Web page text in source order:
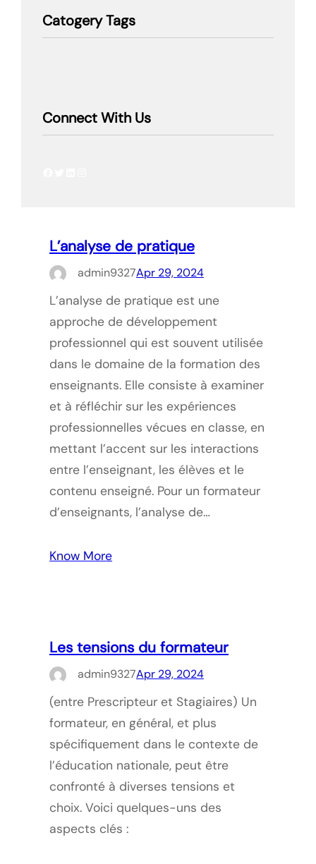
Catogery Tags
Connect With Us
L’analyse de pratique
admin9327Apr 29, 2024
L’analyse de pratique est une
approche de développement
professionnel qui est souvent utilisée
dans le domaine de la formation des
enseignants. Elle consiste à examiner
et à réfléchir sur les expériences
professionnelles vécues en classe, en
mettant l’accent sur les interactions
entre l’enseignant, les élèves et le
contenu enseigné. Pour un formateur
d’enseignants, l’analyse de…
Know More
Les tensions du formateur
admin9327Apr 29, 2024
(entre Prescripteur et Stagiaires) Un
formateur, en général, et plus
spécifiquement dans le contexte de
l’éducation nationale, peut être
confronté à diverses tensions et
choix. Voici quelques-uns des
aspects clés :